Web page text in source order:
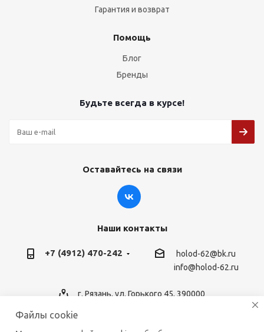
Гарантия и возврат
Помощь
Блог
Бренды
Будьте всегда в курсе!
Оставайтесь на связи
Наши контакты
+7 (4912) 470-242
holod-62@bk.ru
info@holod-62.ru
г. Рязань, ул. Горького 45, 390000
Файлы cookie